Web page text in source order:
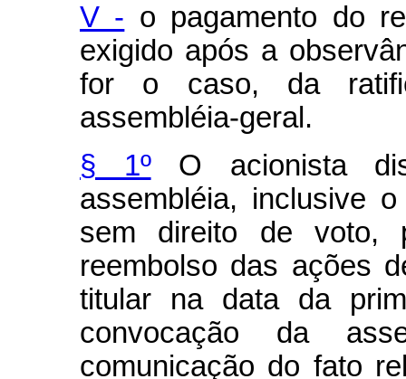
V - o pagamento do
exigido após a
for o caso, da
assembléia-geral.
§ 1ºO acionista
assembléia, inclusive
sem direito de voto,
reembolso das ações
titular na data da
convocação da
comunicação do fato